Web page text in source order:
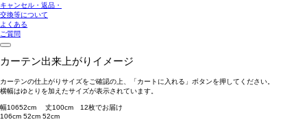
キャンセル・返品・
交換等について
よくある
ご質問
カーテン出来上がりイメージ
カーテンの仕上がりサイズをご確認の上、「カートに入れる」ボタンを押してください。
横幅はゆとりを加えたサイズが表示されています。
幅10652cm 丈100cm 12枚でお届け
106cm 52cm 52cm